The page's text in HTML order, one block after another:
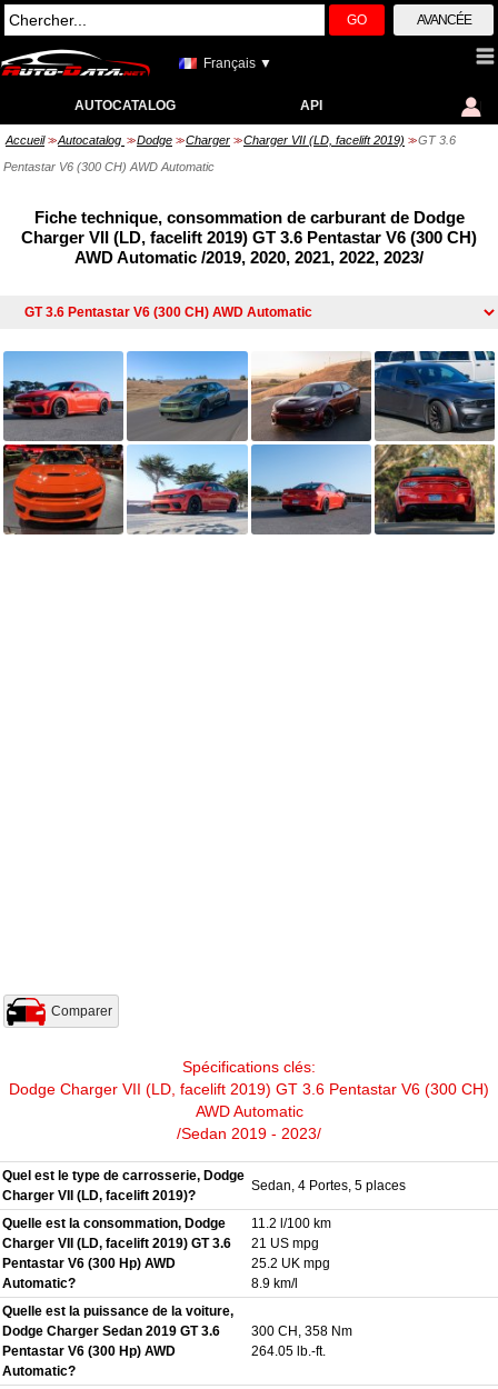
GO AVANCÉE
Français ▼
AUTOCATALOG API
Accueil >> Autocatalog >> Dodge >> Charger >> Charger VII (LD, facelift 2019) >> GT 3.6
Pentastar V6 (300 CH) AWD Automatic
Fiche technique, consommation de carburant de Dodge
Charger VII (LD, facelift 2019) GT 3.6 Pentastar V6 (300 CH)
AWD Automatic /2019, 2020, 2021, 2022, 2023/
Comparer
Spécifications clés:
Dodge Charger VII (LD, facelift 2019) GT 3.6 Pentastar V6 (300 CH)
AWD Automatic
/Sedan 2019 - 2023/
Quel est le type de carrosserie, Dodge
Charger VII (LD, facelift 2019)?
Sedan, 4 Portes, 5 places
Quelle est la consommation, Dodge
Charger VII (LD, facelift 2019) GT 3.6
Pentastar V6 (300 Hp) AWD
Automatic?
11.2 l/100 km
21 US mpg
25.2 UK mpg
8.9 km/l
Quelle est la puissance de la voiture,
Dodge Charger Sedan 2019 GT 3.6
Pentastar V6 (300 Hp) AWD
Automatic?
300 CH, 358 Nm
264.05 lb.-ft.